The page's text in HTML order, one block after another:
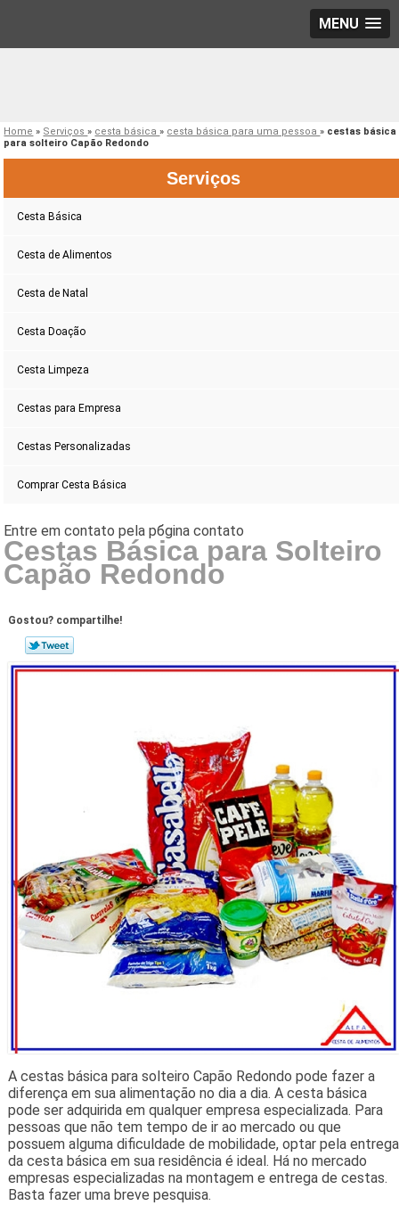
MENU
Home » Serviços» cesta básica» cesta básica para uma pessoa» cestas básica
para solteiro Capão Redondo
Serviços
Cesta Básica
Cesta de Alimentos
Cesta de Natal
Cesta Doação
Cesta Limpeza
Cestas para Empresa
Cestas Personalizadas
Comprar Cesta Básica
Cestas Básica para Solteiro
Capão Redondo
Gostou? compartilhe!
A cestas básica para solteiro Capão Redondo pode fazer a
diferença em sua alimentação no dia a dia. A cesta básica
pode ser adquirida em qualquer empresa especializada. Para
pessoas que não tem tempo de ir ao mercado ou que
possuem alguma dificuldade de mobilidade, optar pela entrega
da cesta básica em sua residência é ideal. Há no mercado
empresas especializadas na montagem e entrega de cestas.
Basta fazer uma breve pesquisa.